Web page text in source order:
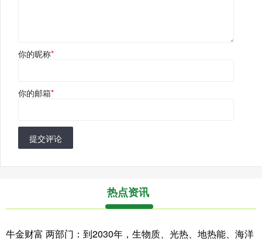
你的昵称*
你的邮箱*
提交评论
热点资讯
牛金财富 两部门：到2030年，生物质、光热、地热能、海洋